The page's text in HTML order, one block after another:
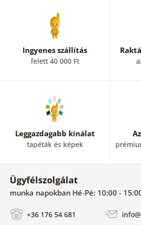
Ingyenes szállítás
felett 40 000 Ft
Leggazdagabb kínálat
tapéták és képek
Ügyfélszolgálat
munka napokban Hé-Pé: 10:00 -
+36 176 54 681